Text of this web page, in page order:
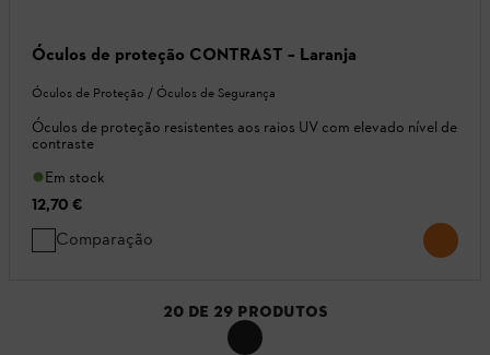
Óculos de proteção CONTRAST – Laranja
Óculos de Proteção / Óculos de Segurança
Óculos de proteção resistentes aos raios UV com elevado nível de
contraste
Em stock
12,70 €
Comparação
20 DE 29 PRODUTOS